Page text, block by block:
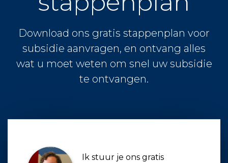
Download ons gratis stappenplan voor
subsidie aanvragen, en ontvang alles
wat u moet weten om snel uw subsidie
te ontvangen.
Ik stuur je ons gratis